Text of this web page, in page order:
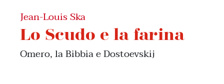
Jean-Louis Ska
Lo Scudo e la farina
Omero, la Bibbia e Dostoevskij